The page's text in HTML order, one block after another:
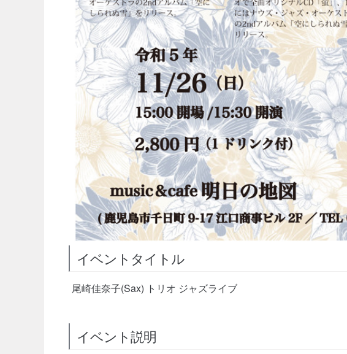
イベントタイトル
尾崎佳奈子(Sax) トリオ ジャズライブ
イベント説明